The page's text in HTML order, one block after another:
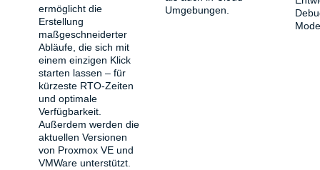
ermöglicht die
Erstellung
maßgeschneiderter
Abläufe, die sich mit
einem einzigen Klick
starten lassen – für
kürzeste RTO-Zeiten
und optimale
Verfügbarkeit.
Außerdem werden die
aktuellen Versionen
von Proxmox VE und
VMWare unterstützt.
Umgebungen.